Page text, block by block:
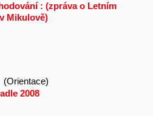
: (zpráva o Letním
Mikulově)
(Orientace)
2008